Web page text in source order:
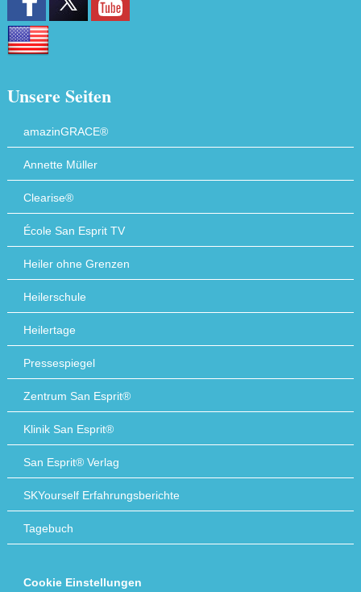
Unsere Seiten
amazinGRACE®
Annette Müller
Clearise®
École San Esprit TV
Heiler ohne Grenzen
Heilerschule
Heilertage
Pressespiegel
Zentrum San Esprit®
Klinik San Esprit®
San Esprit® Verlag
SKYourself Erfahrungsberichte
Tagebuch
Cookie Einstellungen